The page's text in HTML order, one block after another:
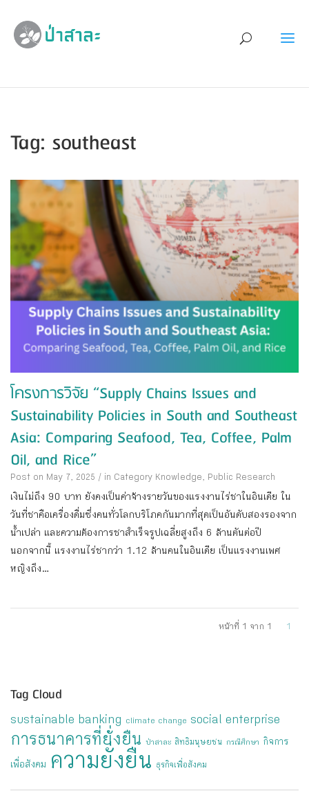
Tag: southeast
โครงการวิจัย “Supply Chains Issues and
Sustainability Policies in South and Southeast
Asia: Comparing Seafood, Tea, Coffee, Palm
Oil, and Rice”
Post on May 7, 2025 / in Category Knowledge, Public Research
เงินไม่ถึง 90 บาท ยังคงเป็นค่าจ้างรายวันของแรงงานไร่ชาในอินเดีย ใน
วันที่ชาคือเครื่องดื่มซึ่งคนทั่วโลกบริโภคกันมากที่สุดเป็นอันดับสองรองจาก
น้ำเปล่า และความต้องการชาสำเร็จรูปเฉลี่ยสูงถึง 6 ล้านตันต่อปี
นอกจากนี้ แรงงานไร่ชากว่า 1.12 ล้านคนในอินเดีย เป็นแรงงานเพศ
หญิงถึง...
หน้าที่ 1 จาก 1 1
Tag Cloud
sustainable banking climate change social enterprise
การธนาคารที่ยั่งยืน ป่าสาละ สิทธิมนุษยชน กรณีศึกษา กิจการ
เพื่อสังคม ความยั่งยืน ธุรกิจเพื่อสังคม